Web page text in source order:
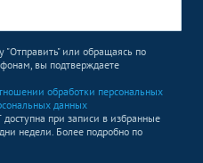
"Отправить" или обращаясь по
вы подтверждаете
обработки персональных
данных
при записи в избранные
недели. Более подробно по